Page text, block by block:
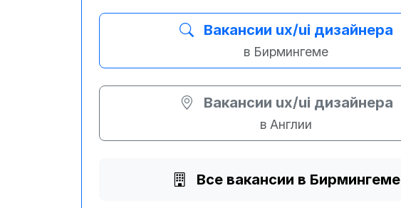
Вакансии ux/ui дизайнера
в Бирмингеме
Вакансии ux/ui дизайнера
в Англии
Все вакансии в Бирмингеме